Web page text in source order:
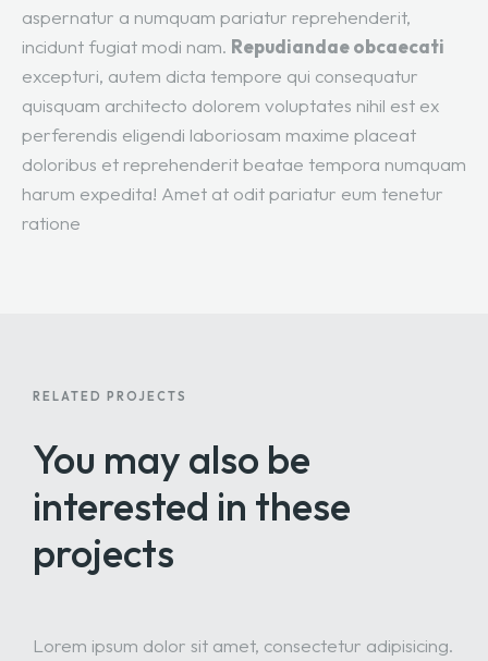
aspernatur a numquam pariatur reprehenderit,
incidunt fugiat modi nam. Repudiandae obcaecati
excepturi, autem dicta tempore qui consequatur
quisquam architecto dolorem voluptates nihil est ex
perferendis eligendi laboriosam maxime placeat
doloribus et reprehenderit beatae tempora numquam
harum expedita! Amet at odit pariatur eum tenetur
ratione
RELATED PROJECTS
You may also be
interested in these
projects
Lorem ipsum dolor sit amet, consectetur adipisicing.